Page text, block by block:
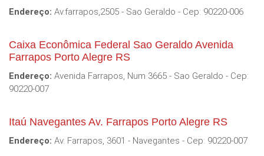
Endereço: Av.farrapos,2505 - Sao Geraldo - Cep: 90220-006
Caixa Econômica Federal Sao Geraldo Avenida
Farrapos Porto Alegre RS
Endereço: Avenida Farrapos, Num 3665 - Sao Geraldo - Cep:
90220-007
Itaú Navegantes Av. Farrapos Porto Alegre RS
Endereço: Av. Farrapos, 3601 - Navegantes - Cep: 90220-007